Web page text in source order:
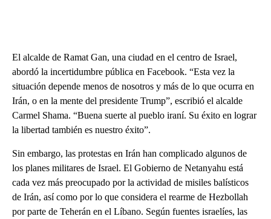
El alcalde de Ramat Gan, una ciudad en el centro de Israel,
abordó la incertidumbre pública en Facebook. “Esta vez la
situación depende menos de nosotros y más de lo que ocurra en
Irán, o en la mente del presidente Trump”, escribió el alcalde
Carmel Shama. “Buena suerte al pueblo iraní. Su éxito en lograr
la libertad también es nuestro éxito”.
Sin embargo, las protestas en Irán han complicado algunos de
los planes militares de Israel. El Gobierno de Netanyahu está
cada vez más preocupado por la actividad de misiles balísticos
de Irán, así como por lo que considera el rearme de Hezbollah
por parte de Teherán en el Líbano. Según fuentes israelíes, las